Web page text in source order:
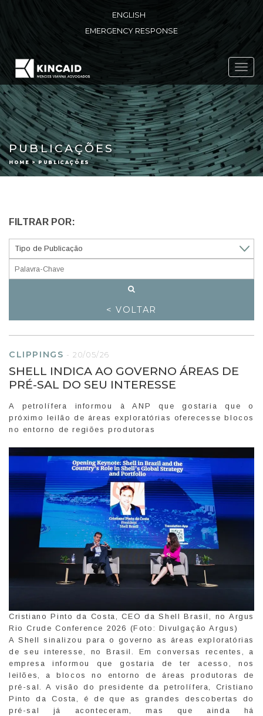
ENGLISH
EMERGENCY RESPONSE
PUBLICAÇÕES
HOME > PUBLICAÇÕES
FILTRAR POR:
< VOLTAR
CLIPPINGS - 20/05/26
SHELL INDICA AO GOVERNO ÁREAS DE
PRÉ-SAL DO SEU INTERESSE
A petrolífera informou à ANP que gostaria que o
próximo leilão de áreas exploratórias oferecesse blocos
no entorno de regiões produtoras
Cristiano Pinto da Costa, CEO da Shell Brasil, no Argus
Rio Crude Conference 2026 (Foto: Divulgação Argus)
A Shell sinalizou para o governo as áreas exploratórias
de seu interesse, no Brasil. Em conversas recentes, a
empresa informou que gostaria de ter acesso, nos
leilões, a blocos no entorno de áreas produtoras de
pré-sal. A visão do presidente da petrolífera, Cristiano
Pinto da Costa, é de que as grandes descobertas do
pré-sal já aconteceram, mas que ainda há